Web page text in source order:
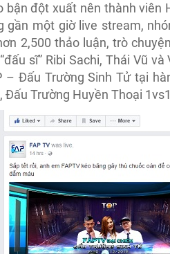
bận đột xuất nên thành
gần một giờ live stream,
2,500 thảo luận, trò
sĩ” Ribi Sachi, Thái Vũ
– Đấu Trường Sinh Tử tại
Trường Huyền Thoại